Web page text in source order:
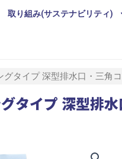
取り組み(サステナビリティ)
タイプ 深型排水口・三角
イプ 深型排